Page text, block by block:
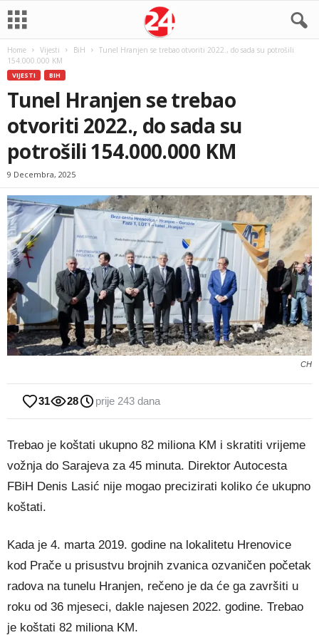
Home Vijesti BiH
Tunel Hranjen se trebao otvoriti 2022., do sada su potrošili
154.000.000 KM
VIJESTI BIH
Tunel Hranjen se trebao
otvoriti 2022., do sada su
potrošili 154.000.000 KM
9 Decembra, 2025
CH
31 28 prije 243 dana
Trebao je koštati ukupno 82 miliona KM i skratiti vrijeme
vožnja do Sarajeva za 45 minuta. Direktor Autocesta
FBiH Denis Lasić nije mogao precizirati koliko će ukupno
koštati.
Kada je 4. marta 2019. godine na lokalitetu Hrenovice
kod Prače u prisustvu brojnih zvanica ozvaničen početak
radova na tunelu Hranjen, rečeno je da će ga završiti u
roku od 36 mjeseci, dakle najesen 2022. godine. Trebao
je koštati 82 miliona KM.